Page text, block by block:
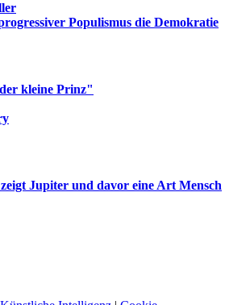
Populismus die Demokratie